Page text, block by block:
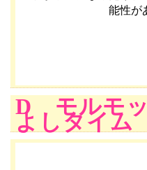
能性が
D モルモ
よしタイム